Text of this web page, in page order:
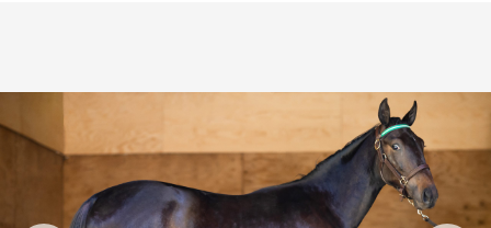
Logga in